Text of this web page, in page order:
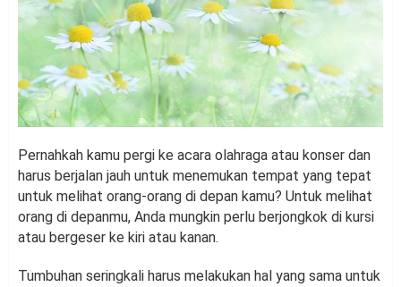
Pernahkah kamu pergi ke acara olahraga atau konser dan
harus berjalan jauh untuk menemukan tempat yang tepat
untuk melihat orang-orang di depan kamu? Untuk melihat
orang di depanmu, Anda mungkin perlu berjongkok di kursi
atau bergeser ke kiri atau kanan.
Tumbuhan seringkali harus melakukan hal yang sama untuk